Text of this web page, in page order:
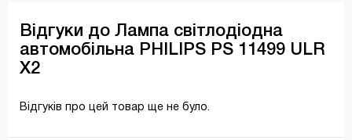
Відгуки до Лампа світлодіодна
автомобільна PHILIPS PS 11499 ULR
X2
Відгуків про цей товар ще не було.